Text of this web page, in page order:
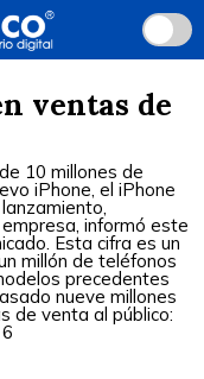
ventas de
10 millones de
iPhone, el iPhone
informó este
Esta cifra es un
millón de teléfonos
precedentes
nueve millones
de venta al público: